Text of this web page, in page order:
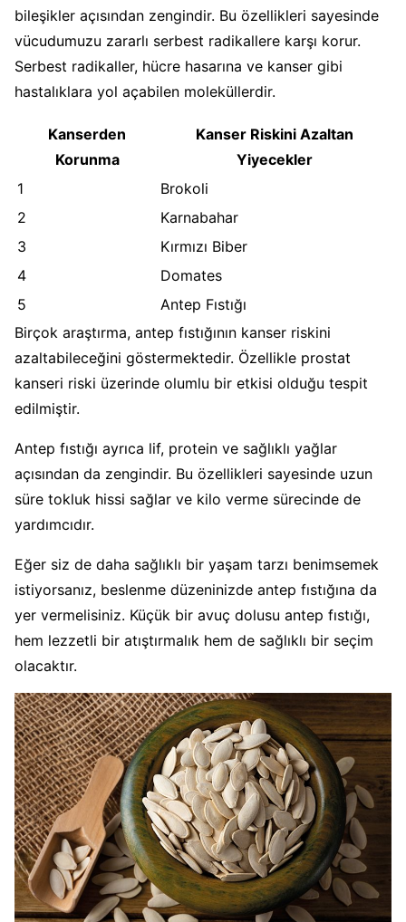
bileşikler açısından zengindir. Bu özellikleri sayesinde
vücudumuzu zararlı serbest radikallere karşı korur.
Serbest radikaller, hücre hasarına ve kanser gibi
hastalıklara yol açabilen moleküllerdir.
Kanserden
Korunma
Kanser Riskini Azaltan
Yiyecekler
1
Brokoli
2
Karnabahar
3
Kırmızı Biber
4
Domates
5
Antep Fıstığı
Birçok araştırma, antep fıstığının kanser riskini
azaltabileceğini göstermektedir. Özellikle prostat
kanseri riski üzerinde olumlu bir etkisi olduğu tespit
edilmiştir.
Antep fıstığı ayrıca lif, protein ve sağlıklı yağlar
açısından da zengindir. Bu özellikleri sayesinde uzun
süre tokluk hissi sağlar ve kilo verme sürecinde de
yardımcıdır.
Eğer siz de daha sağlıklı bir yaşam tarzı benimsemek
istiyorsanız, beslenme düzeninizde antep fıstığına da
yer vermelisiniz. Küçük bir avuç dolusu antep fıstığı,
hem lezzetli bir atıştırmalık hem de sağlıklı bir seçim
olacaktır.